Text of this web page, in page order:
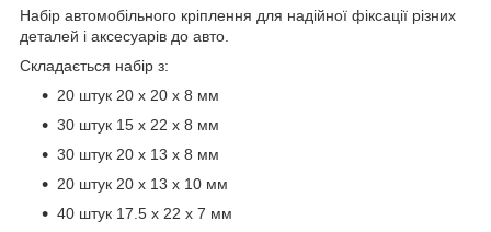
Набір автомобільного кріплення для надійної фіксації різних
деталей і аксесуарів до авто.
Складається набір з:
20 штук 20 x 20 x 8 мм
30 штук 15 х 22 х 8 мм
30 штук 20 х 13 х 8 мм
20 штук 20 х 13 х 10 мм
40 штук 17.5 х 22 х 7 мм